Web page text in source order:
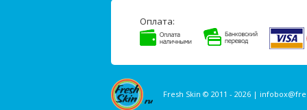
Оплата:
Fresh Skin © 2011 - 2026 |